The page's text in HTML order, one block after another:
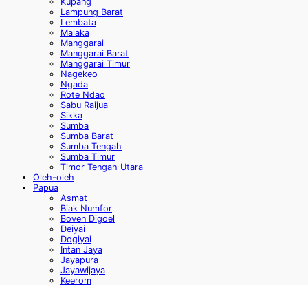
Lampung Barat
Lembata
Malaka
Manggarai
Manggarai Barat
Manggarai Timur
Nagekeo
Ngada
Rote Ndao
Sabu Raijua
Sikka
Sumba
Sumba Barat
Sumba Tengah
Sumba Timur
Timor Tengah Utara
Oleh-oleh
Papua
Asmat
Biak Numfor
Boven Digoel
Deiyai
Dogiyai
Intan Jaya
Jayapura
Jayawijaya
Keerom